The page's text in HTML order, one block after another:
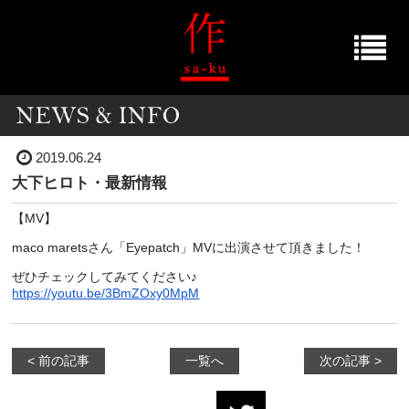
2019.06.24
大下ヒロト・最新情報
【MV】
maco maretsさん「Eyepatch」 MVに出演させて頂きました！
ぜひチェックしてみてください♪
https://youtu.be/3BmZOxy0MpM
< 前の記事 次の記事 >
一覧へ